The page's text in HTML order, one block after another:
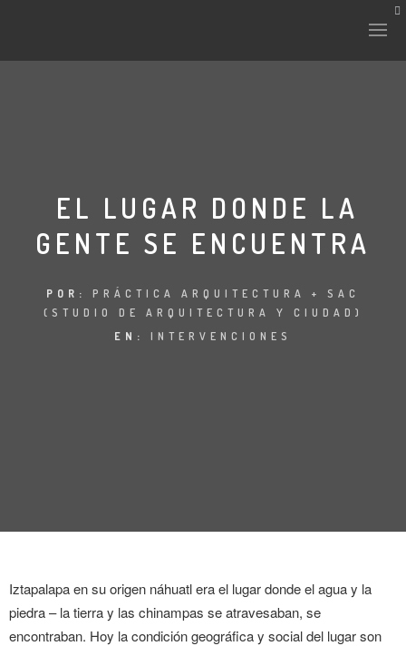
INTERVENCIONES
LABORATORIO
EL LUGAR DONDE LA
GENTE SE ENCUENTRA
POR: PRÁCTICA ARQUITECTURA + SAC
(STUDIO DE ARQUITECTURA Y CIUDAD)
EN: INTERVENCIONES
Iztapalapa en su origen náhuatl era el lugar donde el agua y la
piedra – la tierra y las chinampas se atravesaban, se
encontraban. Hoy la condición geográfica y social del lugar son